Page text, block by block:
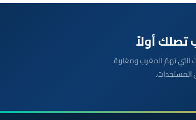
الأحداث التي تهمّ المغرب ومغاربة
المستجدات.